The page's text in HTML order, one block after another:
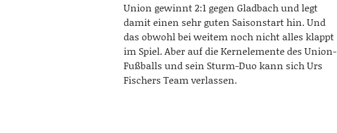
Union gewinnt 2:1 gegen Gladbach und legt
damit einen sehr guten Saisonstart hin. Und
das obwohl bei weitem noch nicht alles klappt
im Spiel. Aber auf die Kernelemente des Union-
Fußballs und sein Sturm-Duo kann sich Urs
Fischers Team verlassen.